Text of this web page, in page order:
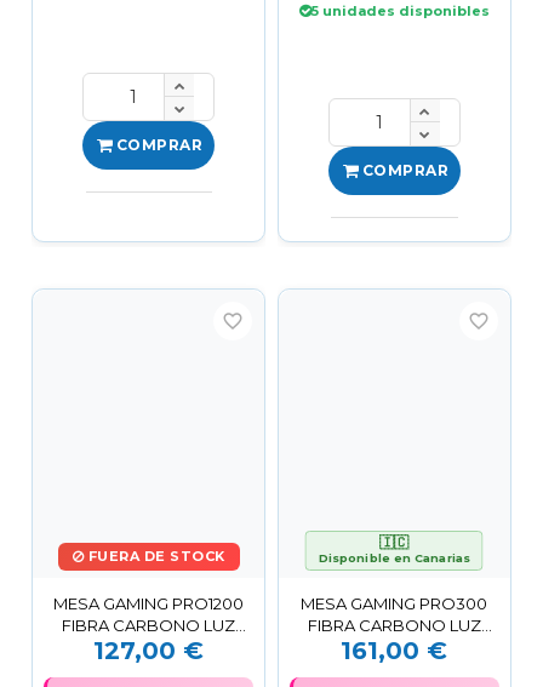
COMPRAR
5 unidades disponibles
COMPRAR
FUERA DE STOCK
favorite_border
MESA GAMING PRO1200
FIBRA CARBONO LUZ
RGB MUVIP
127,00 €
🇮🇨
Disponible en Canarias
favorite_border
MESA GAMING PRO300
FIBRA CARBONO LUZ
RGB MUVIP
161,00 €